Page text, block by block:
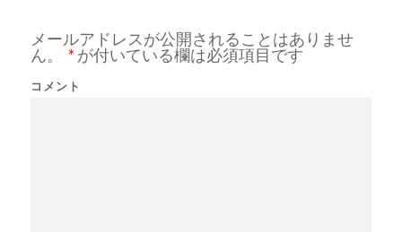
メールアドレスが公開されることはありませ
ん。
*が付いている欄は必須項目です
コメント